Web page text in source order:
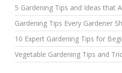
5 Gardening Tips and Ideas that
Gardening Tips Every Gardener
10 Expert Gardening Tips for
Vegetable Gardening Tips and